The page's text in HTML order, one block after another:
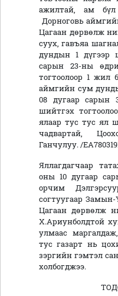
ажилтай, ам
Дорноговь
Цагаан дөрвөлж
суух, гавъяа
дундын 1 дүгээр
сарын 23-ны
тогтоолоор 1 жил
аймгийн сум
08 дугаар сарын
шийтгэх
ялаар тус тус ял
чадвартай,
Ганчулуу. /
Яллагдагчаар
оны 10 дугаар
орчим
согтуугаар
Цагаан дөрвөлж
Х.Ариунболдтой
улмаас
тус газарт нь
зэргийн гэмтэл
холбогджээ.